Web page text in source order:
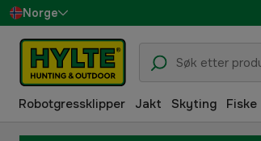
Norge
Sverige
Danmark
Suomi
Robotgressklipper Jakt Skyting Fiske